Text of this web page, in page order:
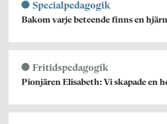
Specialpedagogik
Bakom varje beteende finns en
Fritidspedagogik
Pionjären Elisabeth: Vi skapade en